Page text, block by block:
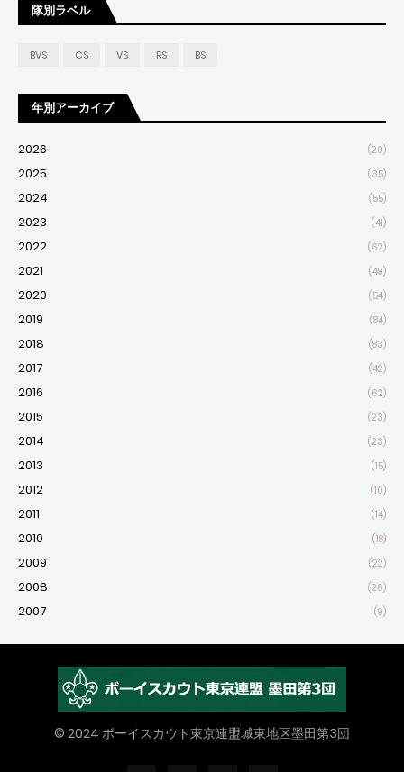
隊別ラベル
BVS CS VS RS BS
年別アーカイブ
2026 (20)
2025 (35)
2024 (55)
2023 (41)
2022 (62)
2021 (49)
2020 (54)
2019 (84)
2018 (83)
2017 (42)
2016 (62)
2015 (23)
2014 (23)
2013 (15)
2012 (10)
2011 (14)
2010 (18)
2009 (22)
2008 (26)
2007 (9)
© 2024 ボーイスカウト東京連盟城東地区墨田第3団